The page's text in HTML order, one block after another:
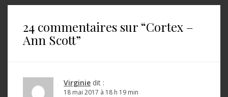
24 commentaires sur “Cortex –
Ann Scott”
Virginie dit :
18 mai 2017 à 18 h 19 min